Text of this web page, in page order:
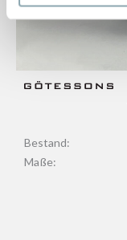
Bestand:
Maße: